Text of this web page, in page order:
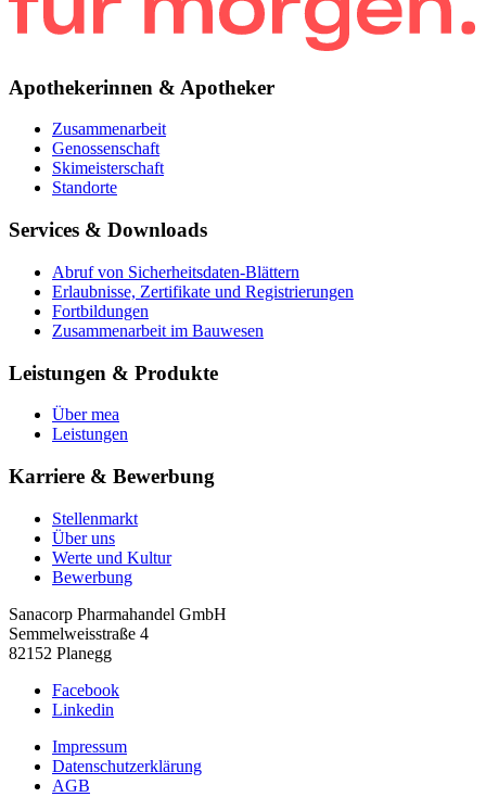
Apothekerinnen & Apotheker
Zusammenarbeit
Genossenschaft
Skimeisterschaft
Standorte
Services & Downloads
Abruf von Sicherheitsdaten-Blättern
Erlaubnisse, Zertifikate und Registrierungen
Fortbildungen
Zusammenarbeit im Bauwesen
Leistungen & Produkte
Über mea
Leistungen
Karriere & Bewerbung
Stellenmarkt
Über uns
Werte und Kultur
Bewerbung
Sanacorp Pharmahandel GmbH
Semmelweisstraße 4
82152 Planegg
Facebook
Linkedin
Impressum
Datenschutzerklärung
AGB